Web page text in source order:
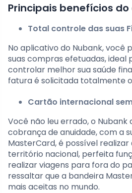
Principais benefícios
Total controle das suas
No aplicativo do Nubank, você
suas compras efetuadas, ideal
controlar melhor sua saúde
fatura é solicitada totalmente
Cartão internacional
Você não leu errado, o Nubank
cobrança de anuidade, com a
MasterCard, é possível
território nacional, perfeita
realizar viagens para fora do
ressaltar que a bandeira
mais aceitas no mundo.